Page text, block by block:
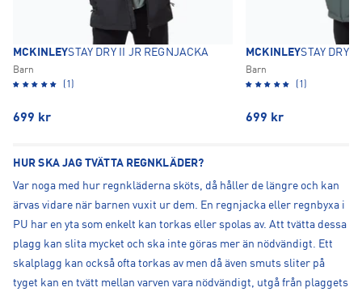
MCKINLEYSTAY DRY II JR REGNJACKA
Barn
(1)
699 kr
MCKINLEYSTAY DRY
Barn
(1)
699 kr
HUR SKA JAG TVÄTTA REGNKLÄDER?
Var noga med hur regnkläderna sköts, då håller de längre och kan
ärvas vidare när barnen vuxit ur dem. En regnjacka eller regnbyxa i
PU har en yta som enkelt kan torkas eller spolas av. Att tvätta dessa
plagg kan slita mycket och ska inte göras mer än nödvändigt. Ett
skalplagg kan också ofta torkas av men då även smuts sliter på
tyget kan en tvätt mellan varven vara nödvändigt, utgå från plaggets